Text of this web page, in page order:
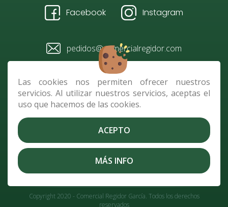
Las cookies nos permiten ofrecer nuestros
servicios. Al utilizar nuestros servicios, aceptas el
uso que hacemos de las cookies.
ACEPTO
MÁS INFO
Facebook Instagram
pedidos@comercialregidor.com
928 484 096 / 610 728 118
Av. República de Nicaragua,
parcela C 2, 35010 Las Palmas
de G.C.
Contacto
Política de
Términos y condiciones
Copyright 2020 - Comercial Regidor García. Todos los derechos
reservados